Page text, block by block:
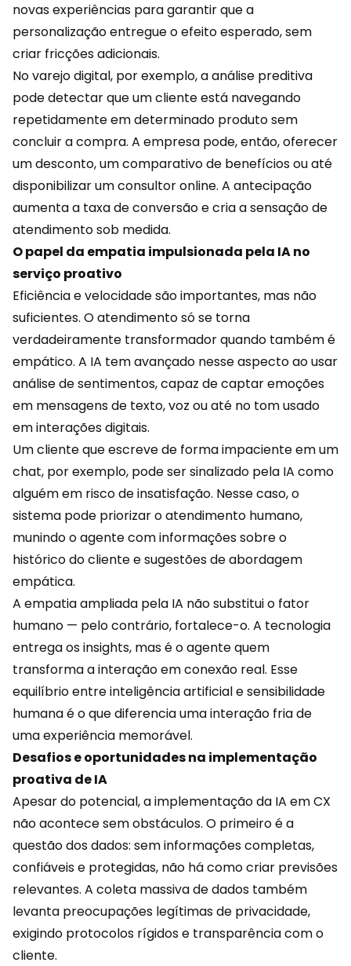
novas experiências para garantir que a
personalização entregue o efeito esperado, sem
criar fricções adicionais.
No varejo digital, por exemplo, a análise preditiva
pode detectar que um cliente está navegando
repetidamente em determinado produto sem
concluir a compra. A empresa pode, então, oferecer
um desconto, um comparativo de benefícios ou até
disponibilizar um consultor online. A antecipação
aumenta a taxa de conversãoe cria a sensação de
atendimento sob medida.
O papel da empatia impulsionada pela IA no
serviço proativo
Eficiência e velocidade são importantes, mas não
suficientes. O atendimento só se torna
verdadeiramente transformador quando também é
empático. A IA tem avançado nesse aspecto ao usar
análise de sentimentos, capaz decaptar emoções
em mensagens de texto, voz ou até no tom usado
em interações digitais.
Um cliente que escreve de forma impaciente em um
chat, por exemplo, pode ser sinalizado pela IA como
alguém em risco de insatisfação. Nesse caso, o
sistema pode priorizar o atendimento humano,
munindo o agente com informações sobre o
histórico do cliente e sugestões de abordagem
empática.
A empatia ampliada pela IA não substitui o fator
humano — pelo contrário, fortalece-o. A tecnologia
entrega os insights, mas é o agente quem
transforma a interação em conexão real. Esse
equilíbrio entreinteligência artificiale sensibilidade
humana é o que diferencia uma interação fria de
uma experiência memorável.
Desafios e oportunidades na implementação
proativa de IA
Apesar do potencial, a implementação da IA em CX
não acontece sem obstáculos. O primeiro é a
questão dos dados: sem informações completas,
confiáveis e protegidas, não há como criar previsões
relevantes. A coleta massiva de dados também
levanta preocupações legítimas de privacidade,
exigindo protocolos rígidos e transparência com o
cliente.